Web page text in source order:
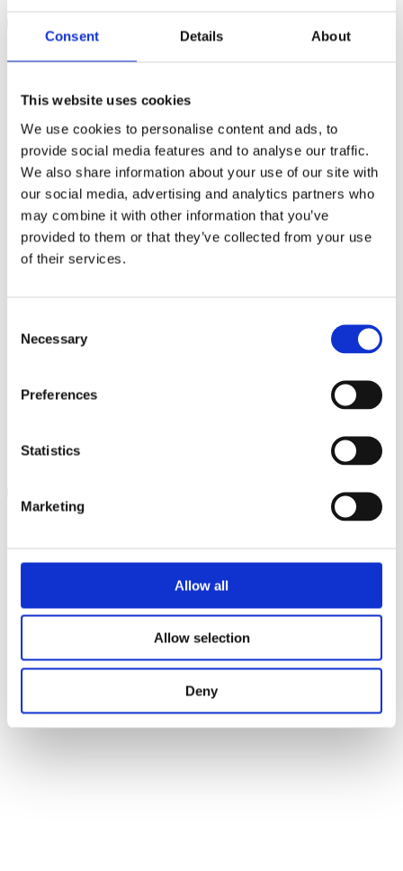
Consent Details About
This website uses cookies
We use cookies to personalise content and ads, to
provide social media features and to analyse our traffic.
We also share information about your use of our site with
our social media, advertising and analytics partners who
may combine it with other information that you’ve
provided to them or that they’ve collected from your use
of their services.
Selection
Necessary
Preferences
Statistics
Marketing
Allow all
Allow selection
Deny
Ingre­di­en­ser